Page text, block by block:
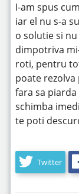
I-am spus
iar el nu s-a
o solutie si
dimpotriva
roti, pentru
poate rezolva
fara sa
schimba
te poti
Twitter